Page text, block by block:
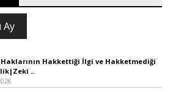
Ay
Hakkettiği İlgi ve Hakketmediği
..